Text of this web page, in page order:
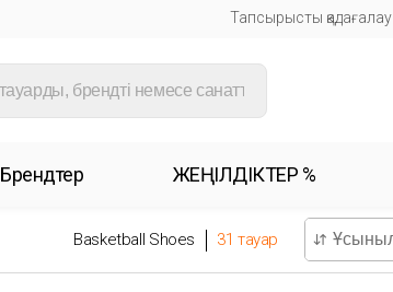
Тапсырысты қадағалау
Брендтер ЖЕҢІЛДІКТЕР %
Basketball Shoes 31 тауар